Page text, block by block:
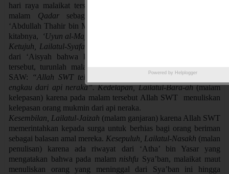
Powered by Helplogger
hari raya malaikat tersebut adalah malam
malam Qadarsebagaimana telah disebutkan oleh Imam
‘Abdullah Thahir bin Muhammad bin Ahmad Al-Haddad dalam
kitabnya,
‘Uyun al-Majalis
Ketujuh, Lailatul-Syafa’ah
dari ‘Aisyah bahwa ketika Rasul SAW shalat pada malam
tersebut, turunlah malaikat Jibril dan berkata pada Rasulullah
SAW:
“Allah SWT telah membebaskan setengah dari ummat
engkau dari api neraka”. Kedelapan, Lailatul-Bara-ah(malam
kelepasan) karena pada malam tersebut Allah SWT menuliskan
kelepasan orang mukmin dari api neraka.
Kesembilan, Lailatul-Jaizah (malam ganjaran) karena Allah SWT
memerintahkan kepada surga untuk berhias bagi orang beriman
sebagai balasan amal mereka. Kesepuluh, Lailatul-Nasakh (malan
penulisan) karena ada riwayat dari ‘Atha’ bin Yasar yang
mengatakan bahwa pada malam nishfu Sya’ban, malaikat maut
menuliskan orang yang meninggal dari Sya’ban ini hingga